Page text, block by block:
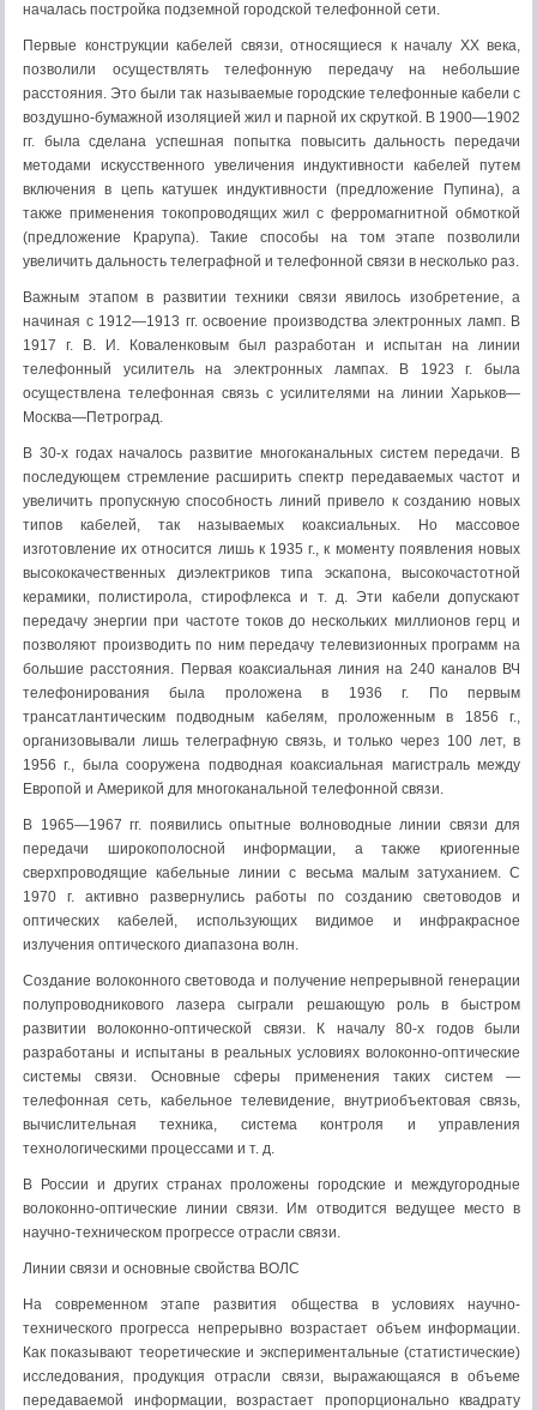
началась постройка подземной городской телефонной сети.
Первые конструкции кабелей связи, относящиеся к началу XX века,
позволили осуществлять телефонную передачу на небольшие
расстояния. Это были так называемые городские телефонные кабели с
воздушно-бумажной изоляцией жил и парной их скруткой. В 1900—1902
гг. была сделана успешная попытка повысить дальность передачи
методами искусственного увеличения индуктивности кабелей путем
включения в цепь катушек индуктивности (предложение Пупина), а
также применения токопроводящих жил с ферромагнитной обмоткой
(предложение Крарупа). Такие способы на том этапе позволили
увеличить дальность телеграфной и телефонной связи в несколько раз.
Важным этапом в развитии техники связи явилось изобретение, а
начиная с 1912—1913 гг. освоение производства электронных ламп. В
1917 г. В. И. Коваленковым был разработан и испытан на линии
телефонный усилитель на электронных лампах. В 1923 г. была
осуществлена телефонная связь с усилителями на линии Харьков—
Москва—Петроград.
В 30-х годах началось развитие многоканальных систем передачи. В
последующем стремление расширить спектр передаваемых частот и
увеличить пропускную способность линий привело к созданию новых
типов кабелей, так называемых коаксиальных. Но массовое
изготовление их относится лишь к 1935 г., к моменту появления новых
высококачественных диэлектриков типа эскапона, высокочастотной
керамики, полистирола, стирофлекса и т. д. Эти кабели допускают
передачу энергии при частоте токов до нескольких миллионов герц и
позволяют производить по ним передачу телевизионных программ на
большие расстояния. Первая коаксиальная линия на 240 каналов ВЧ
телефонирования была проложена в 1936 г. По первым
трансатлантическим подводным кабелям, проложенным в 1856 г.,
организовывали лишь телеграфную связь, и только через 100 лет, в
1956 г., была сооружена подводная коаксиальная магистраль между
Европой и Америкой для многоканальной телефонной связи.
В 1965—1967 гг. появились опытные волноводные линии связи для
передачи широкополосной информации, а также криогенные
сверхпроводящие кабельные линии с весьма малым затуханием. С
1970 г. активно развернулись работы по созданию световодов и
оптических кабелей, использующих видимое и инфракрасное
излучения оптического диапазона волн.
Создание волоконного световода и получение непрерывной генерации
полупроводникового лазера сыграли решающую роль в быстром
развитии волоконно-оптической связи. К началу 80-х годов были
разработаны и испытаны в реальных условиях волоконно-оптические
системы связи. Основные сферы применения таких систем —
телефонная сеть, кабельное телевидение, внутриобъектовая связь,
вычислительная техника, система контроля и управления
технологическими процессами и т. д.
В России и других странах проложены городские и междугородные
волоконно-оптические линии связи. Им отводится ведущее место в
научно-техническом прогрессе отрасли связи.
Линии связи и основные свойства ВОЛС
На современном этапе развития общества в условиях научно-
технического прогресса непрерывно возрастает объем информации.
Как показывают теоретические и экспериментальные (статистические)
исследования, продукция отрасли связи, выражающаяся в объеме
передаваемой информации, возрастает пропорционально квадрату